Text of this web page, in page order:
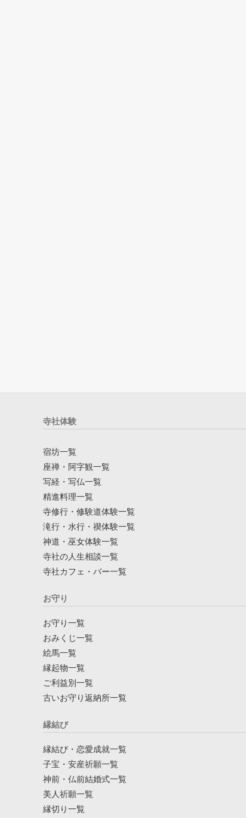
寺社体験
宿坊一覧
座禅・阿字観一覧
写経・写仏一覧
精進料理一覧
寺修行・修験道体験一覧
滝行・水行・禊体験一覧
神道・巫女体験一覧
寺社の人生相談一覧
寺社カフェ・バー一覧
お守り
お守り一覧
おみくじ一覧
絵馬一覧
縁起物一覧
ご利益別一覧
古いお守り返納所一覧
縁結び
縁結び・恋愛成就一覧
子宝・安産祈願一覧
神前・仏前結婚式一覧
美人祈願一覧
縁切り一覧